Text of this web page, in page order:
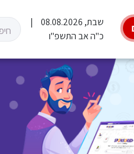
שבת, 08.08.2026
כ"ה אב התשפ"ו